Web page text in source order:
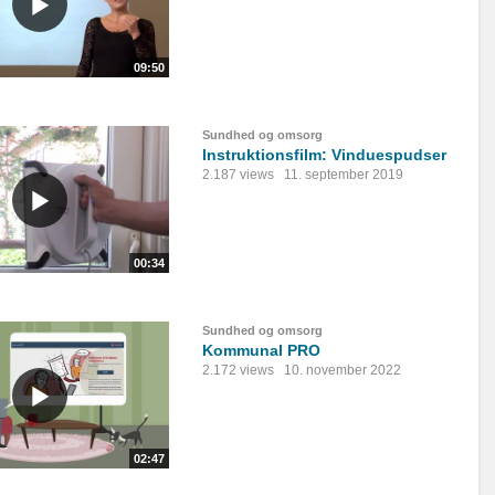
09:50
00:34
Sundhed og omsorg
Instruktionsfilm: Vinduespudser
2.187 views 11. september 2019
02:47
Sundhed og omsorg
Kommunal PRO
2.172 views 10. november 2022